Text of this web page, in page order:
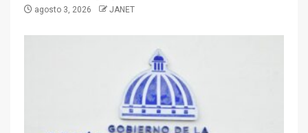
agosto 3, 2026 JANET